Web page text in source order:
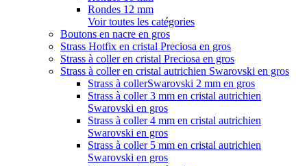
Rondes 12 mm
Voir toutes les catégories
Boutons en nacre en gros
Strass Hotfix en cristal Preciosa en gros
Strass à coller en cristal Preciosa en gros
Strass à coller en cristal autrichien Swarovski en gros
Strass à collerSwarovski 2 mm en gros
Strass à coller 3 mm en cristal autrichien
Swarovski en gros
Strass à coller 4 mm en cristal autrichien
Swarovski en gros
Strass à coller 5 mm en cristal autrichien
Swarovski en gros